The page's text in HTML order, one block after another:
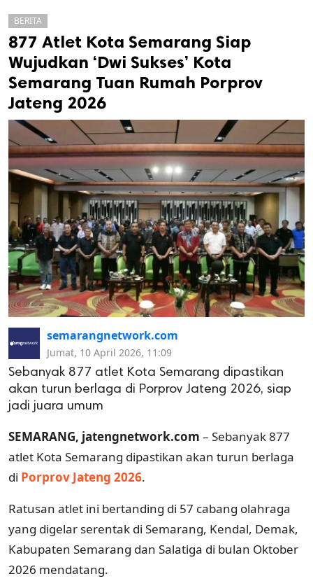
cipta.
BERITA
877 Atlet Kota Semarang Siap
Wujudkan ‘Dwi Sukses’ Kota
Semarang Tuan Rumah Porprov
Jateng 2026
semarangnetwork.com
Jumat, 10 April 2026, 11:09
Sebanyak 877 atlet Kota Semarang dipastikan
akan turun berlaga di Porprov Jateng 2026, siap
jadi juara umum
SEMARANG, jatengnetwork.com – Sebanyak 877
atlet Kota Semarang dipastikan akan turun berlaga
di Porprov Jateng 2026.
Ratusan atlet ini bertanding di 57 cabang olahraga
yang digelar serentak di Semarang, Kendal, Demak,
Kabupaten Semarang dan Salatiga di bulan Oktober
2026 mendatang.